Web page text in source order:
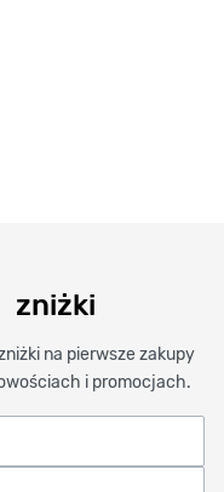
zniżki
na pierwsze zakupy
i promocjach.